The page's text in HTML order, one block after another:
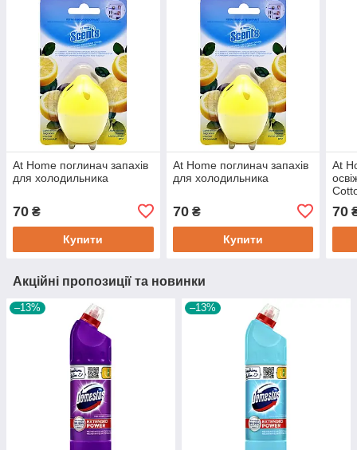
At Home поглинач запахів
для холодильника
70 ₴
Купити
At Home поглинач запахів
для холодильника
70₴
Купити
At
70
Акційні пропозиції та новинки
–13% –13%